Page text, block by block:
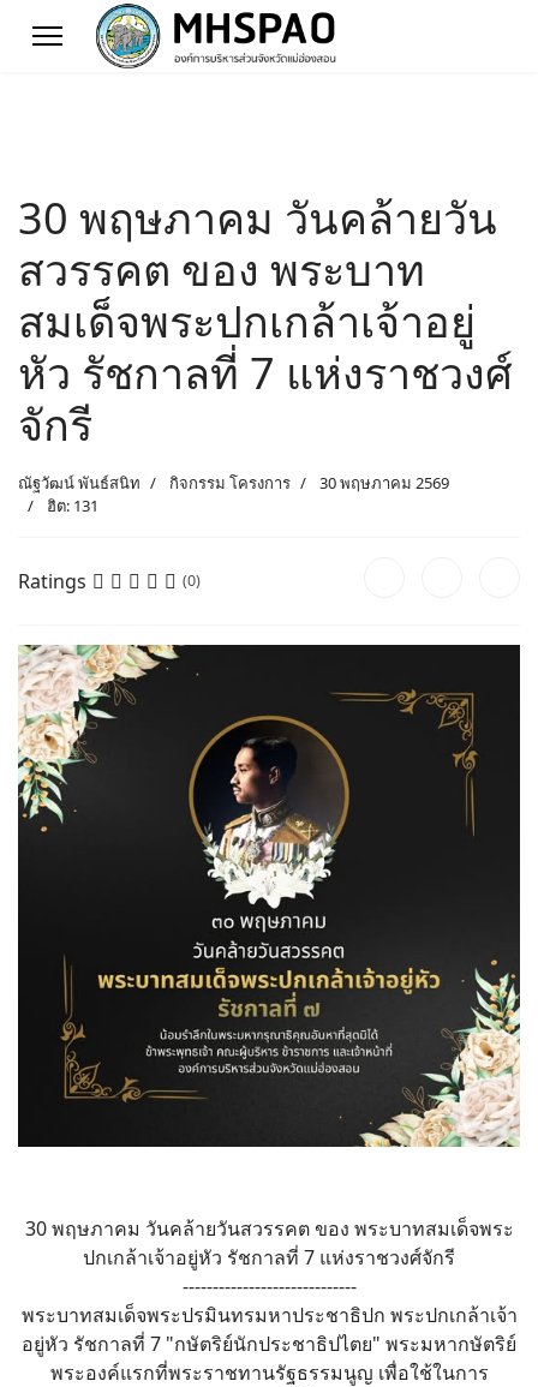
30 พฤษภาคม วันคล้ายวัน
สวรรคต ของ พระบาท
สมเด็จพระปกเกล้าเจ้าอยู่
หัว รัชกาลที่ 7 แห่งราชวงศ์
จักรี
ณัฐวัฒน์ พันธ์สนิท กิจกรรม โครงการ
30 พฤษภาคม 2569
ฮิต: 131
Ratings (0)
30 พฤษภาคม วันคล้ายวันสวรรคต ของ พระบาทสมเด็จพระ
ปกเกล้าเจ้าอยู่หัว รัชกาลที่ 7 แห่งราชวงศ์จักรี
-----------------------------
พระบาทสมเด็จพระปรมินทรมหาประชาธิปก พระปกเกล้าเจ้า
อยู่หัว รัชกาลที่ 7 "กษัตริย์นักประชาธิปไตย" พระมหากษัตริย์
พระองค์แรกที่พระราชทานรัฐธรรมนูญ เพื่อใช้ในการ